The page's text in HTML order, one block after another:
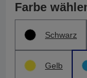
Farbe
Schwarz
Gelb